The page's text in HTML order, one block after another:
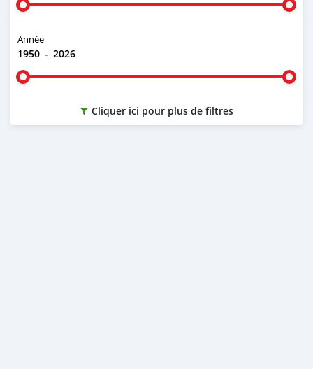
Année
1950 - 2026
Cliquer ici pour plus de filtres